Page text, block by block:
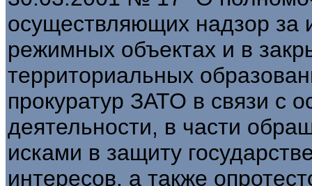
осуществляющих надзор за
режимных объектах и в
территориальных
прокуратур ЗАТО в связи с
деятельности, в части
исками в защиту
интересов, а также